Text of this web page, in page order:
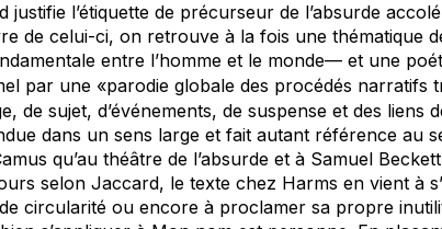
justifie l’étiquette de précurseur de l’absurde
de celui-ci, on retrouve à la fois une thématique
entre l’homme et le monde— et une
par une «parodie globale des procédés narratifs
de sujet, d’événements, de suspense et des liens
dans un sens large et fait autant référence au
qu’au théâtre de l’absurde et à Samuel
selon Jaccard, le texte chez Harms en vient à
circularité ou encore à proclamer sa propre